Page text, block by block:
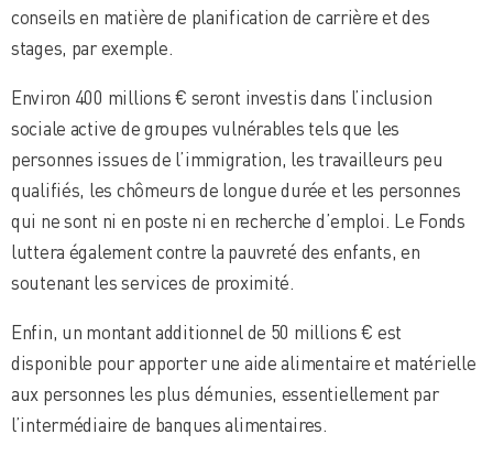
conseils en matière de planification de carrière et des
stages, par exemple.
Environ 400 millions € seront investis dans l’inclusion
sociale active de groupes vulnérables tels que les
personnes issues de l’immigration, les travailleurs peu
qualifiés, les chômeurs de longue durée et les personnes
qui ne sont ni en poste ni en recherche d’emploi. Le Fonds
luttera également contre la pauvreté des enfants, en
soutenant les services de proximité.
Enfin, un montant additionnel de 50 millions € est
disponible pour apporter une aide alimentaire et matérielle
aux personnes les plus démunies, essentiellement par
l’intermédiaire de banques alimentaires.